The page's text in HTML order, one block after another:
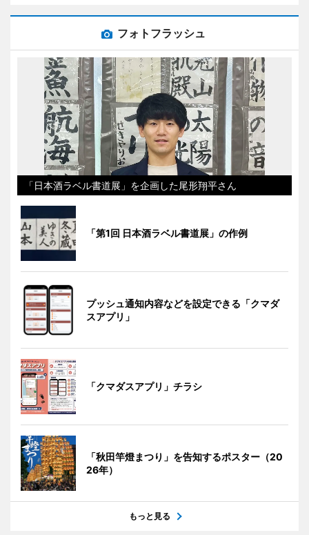
フォトフラッシュ
「日本酒ラベル書道展」を企画した尾形翔平さん
「第1回 日本酒ラベル書道展」の作例
プッシュ通知内容などを設定できる「クマダ
スアプリ」
「クマダスアプリ」チラシ
「秋田竿燈まつり」を告知するポスター（20
26年）
もっと見る